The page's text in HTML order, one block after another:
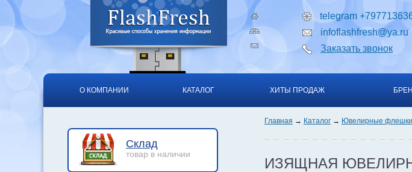
telegram
infoflashfresh@ya.ru
Заказать звонок
О КОМПАНИИ КАТАЛОГ ХИТЫ ПРОДАЖ
Главная Каталог Ювелирные флешки
ИЗЯЩНАЯ
Склад
товар в наличии